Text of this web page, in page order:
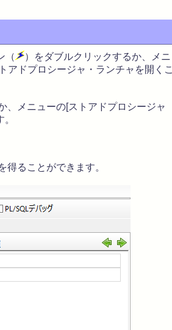
（
）をダブルクリックするか、メニ
アドプロシージャ・ランチャを開くこ
、メニューの[ストアドプロシージャ
ることができます。